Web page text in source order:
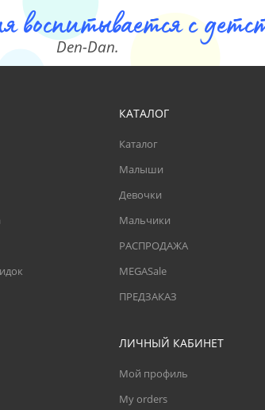
воспитывается с
Den-Dan.
КАТАЛОГ
Каталог
Малыши
Девочки
Мальчики
РАСПРОДАЖА
MEGASale
ПРЕДЗАКАЗ
ЛИЧНЫЙ КАБИНЕТ
Мой профиль
My orders